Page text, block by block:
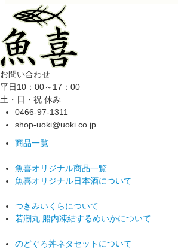
お問い合わせ
平日10：00～17：00
土・日・祝 休み
0466-97-1311
shop-uoki@uoki.co.jp
商品一覧
魚喜オリジナル商品一覧
魚喜オリジナル日本酒について
つきみいくらについて
若潮丸 船内凍結するめいかについて
のどぐろ丼ネタセットについて